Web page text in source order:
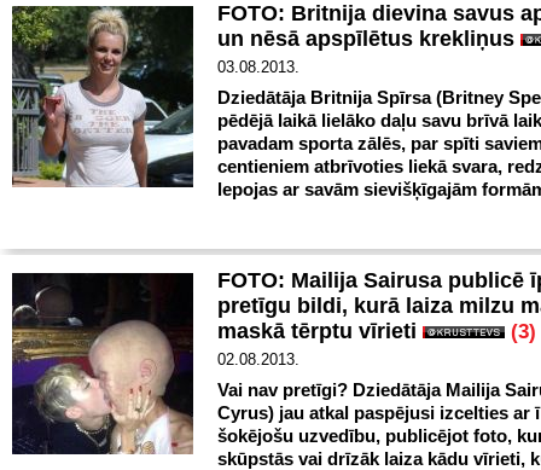
FOTO: Britnija dievina savus
un nēsā apspīlētus krekliņus
03.08.2013.
Dziedātāja Britnija Spīrsa (Britney
pēdējā laikā lielāko daļu savu brīvā
pavadam sporta zālēs, par spīti
centieniem atbrīvoties liekā svara,
lepojas ar savām sievišķīgajām
FOTO: Mailija Sairusa publicē
pretīgu bildi, kurā laiza milzu
maskā tērptu vīrieti
(3)
02.08.2013.
Vai nav pretīgi? Dziedātāja Mailija
Cyrus) jau atkal paspējusi izcelties ar
šokējošu uzvedību, publicējot foto,
skūpstās vai drīzāk laiza kādu vīrieti,